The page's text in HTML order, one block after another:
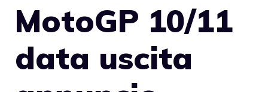
MotoGP 10/11
data uscita